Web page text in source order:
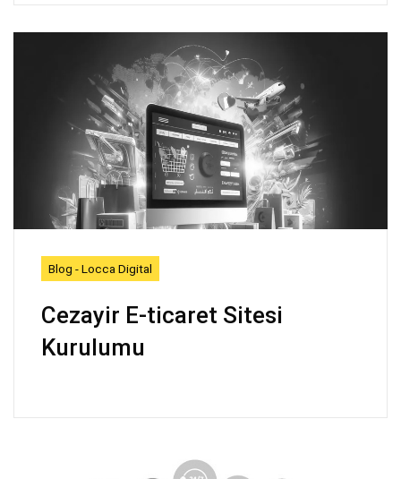
Blog - Locca Digital
Cezayir E-ticaret Sitesi
Kurulumu